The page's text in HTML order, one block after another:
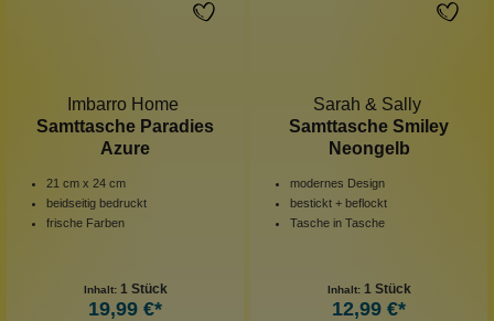
Imbarro Home
Samttasche Paradies
Azure
21 cm x 24 cm
beidseitig bedruckt
frische Farben
Inhalt: 1 Stück
19,99 €*
Sarah & Sally
Samttasche Smiley
Neongelb
modernes Design
bestickt + beflockt
Tasche in Tasche
Inhalt: 1 Stück
12,99 €*